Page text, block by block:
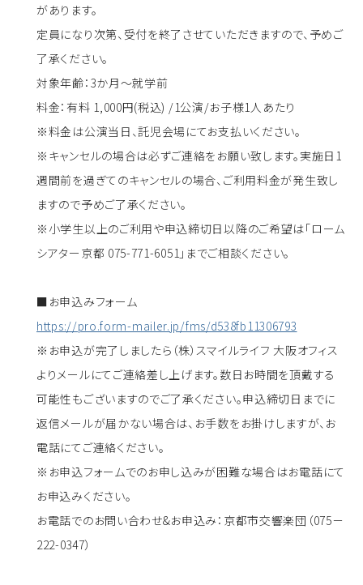
があります。
定員になり次第、受付を終了させていただきますので、予めご
了承ください。
対象年齢：3か月～就学前
料金：有料 1,000円(税込) /1公演/お子様1人あたり
※料金は公演当日、託児会場にてお支払いください。
※キャンセルの場合は必ずご連絡をお願い致します。実施日1
週間前を過ぎてのキャンセルの場合、ご利用料金が発生致し
ますので予めご了承ください。
※小学生以上のご利用や申込締切日以降のご希望は「ローム
シアター京都 075-771-6051」までご相談ください。
■お申込みフォーム
https://pro.form-mailer.jp/fms/d538fb11306793
※お申込が完了しましたら（株）スマイルライフ 大阪オフィス
よりメールにてご連絡差し上げます。数日お時間を頂戴する
可能性もございますのでご了承ください。申込締切日までに
返信メールが届かない場合は、お手数をお掛けしますが、お
電話にてご連絡ください。
※お申込フォームでのお申し込みが困難な場合はお電話にて
お申込みください。
お電話でのお問い合わせ&お申込み：京都市交響楽団（075－
222-0347）